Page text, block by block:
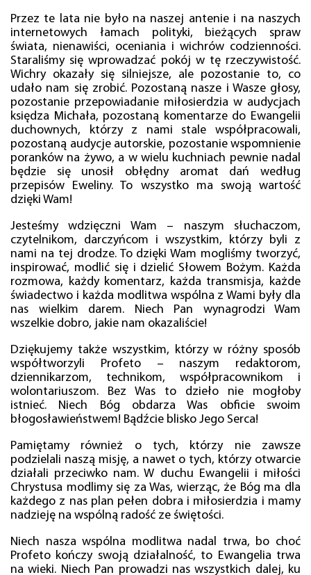
Przez te lata nie było na naszej antenie i na naszych
internetowych łamach polityki, bieżących spraw
świata, nienawiści, oceniania i wichrów codzienności.
Staraliśmy się wprowadzać pokój w tę rzeczywistość.
Wichry okazały się silniejsze, ale pozostanie to, co
udało nam się zrobić. Pozostaną nasze i Wasze głosy,
pozostanie przepowiadanie miłosierdzia w audycjach
księdza Michała, pozostaną komentarze do Ewangelii
duchownych, którzy z nami stale współpracowali,
pozostaną audycje autorskie, pozostanie wspomnienie
poranków na żywo, a w wielu kuchniach pewnie nadal
będzie się unosił obłędny aromat dań według
przepisów Eweliny. To wszystko ma swoją wartość
dzięki Wam!
Jesteśmy wdzięczni Wam – naszym słuchaczom,
czytelnikom, darczyńcom i wszystkim, którzy byli z
nami na tej drodze. To dzięki Wam mogliśmy tworzyć,
inspirować, modlić się i dzielić Słowem Bożym. Każda
rozmowa, każdy komentarz, każda transmisja, każde
świadectwo i każda modlitwa wspólna z Wami były dla
nas wielkim darem. Niech Pan wynagrodzi Wam
wszelkie dobro, jakie nam okazaliście!
Dziękujemy także wszystkim, którzy w różny sposób
współtworzyli Profeto – naszym redaktorom,
dziennikarzom, technikom, współpracownikom i
wolontariuszom. Bez Was to dzieło nie mogłoby
istnieć. Niech Bóg obdarza Was obficie swoim
błogosławieństwem! Bądźcie blisko Jego Serca!
Pamiętamy również o tych, którzy nie zawsze
podzielali naszą misję, a nawet o tych, którzy otwarcie
działali przeciwko nam. W duchu Ewangelii i miłości
Chrystusa modlimy się za Was, wierząc, że Bóg ma dla
każdego z nas plan pełen dobra i miłosierdzia i mamy
nadzieję na wspólną radość ze świętości.
Niech nasza wspólna modlitwa nadal trwa, bo choć
Profeto kończy swoją działalność, to Ewangelia trwa
na wieki. Niech Pan prowadzi nas wszystkich dalej, ku